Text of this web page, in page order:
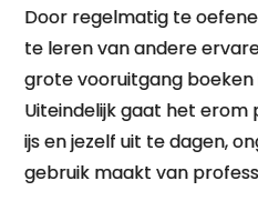
Door regelmatig te
te leren van andere
grote vooruitgang boeken
Uiteindelijk gaat het
ijs en jezelf uit te dagen,
gebruik maakt van